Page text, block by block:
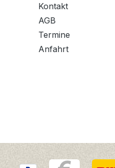
Kontakt
AGB
Termine
Anfahrt